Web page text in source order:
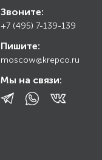
Звоните:
+7 (495) 7-139-139
Пишите:
moscow@krepco.ru
Мы на связи: